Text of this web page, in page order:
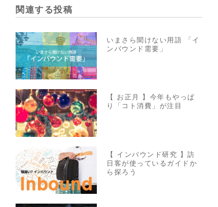
関連する投稿
いまさら聞けない用語 「イ
ンバウンド需要」
【 お正月 】今年もやっぱ
り「コト消費」が注目
【 インバウンド研究 】訪
日客が使っているガイドか
ら探ろう